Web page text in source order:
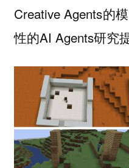
Creative Agents的
性的AI Agents研究